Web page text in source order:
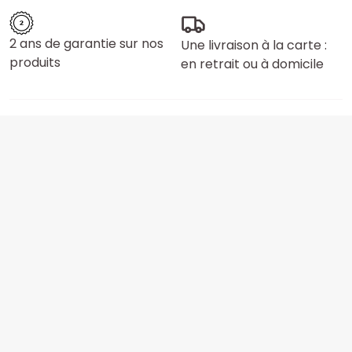
2 ans de garantie sur nos
produits
Une livraison à la carte :
en retrait ou à domicile